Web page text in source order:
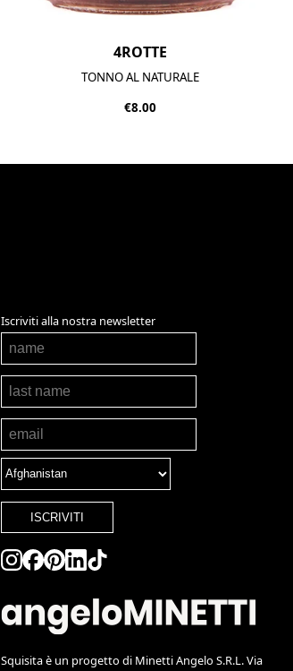
4ROTTE
TONNO AL NATURALE
€8.00
Iscriviti alla nostra newsletter
ISCRIVITI
Squisita è un progetto di Minetti Angelo S.R.L. Via